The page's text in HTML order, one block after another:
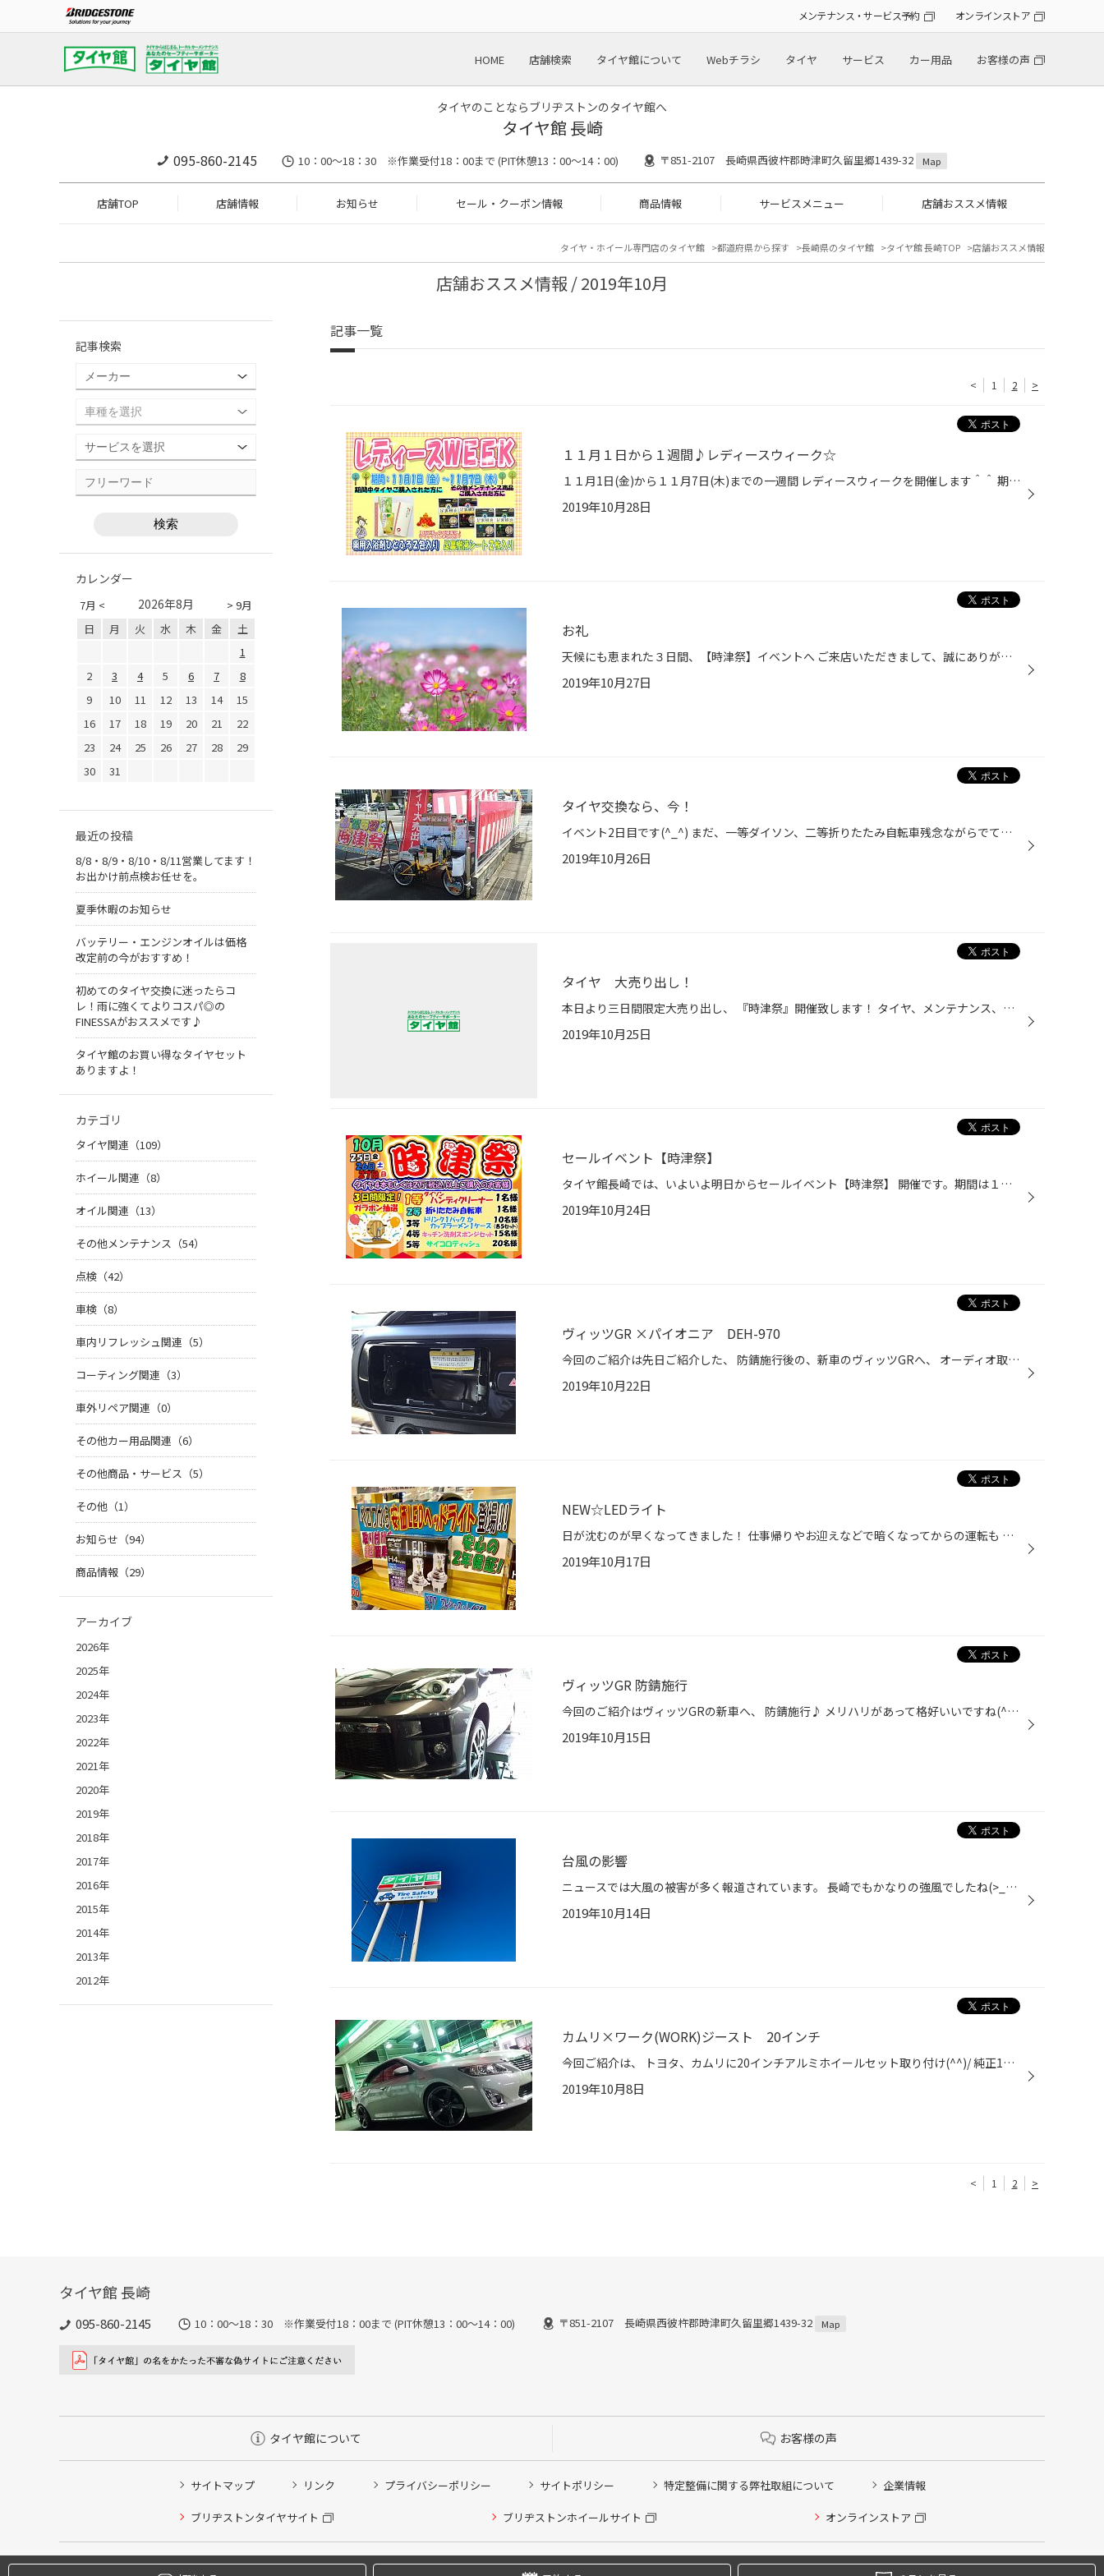
メンテナンス・サービス予約 オンラインストア
HOME 店舗検索 タイヤ館について Webチラシ タイヤ サービス カー用品 お客様の声
タイヤのことならブリヂストンのタイヤ館へ
タイヤ館 長崎
095-860-2145 10：00～18：30 ※作業受付18：00まで (PIT休憩13：00～14：00) 〒851-2107 長崎県西彼杵郡時津町久留里郷1439-32 Map
店舗TOP 店舗情報 お知らせ セール・クーポン情報 商品情報 サービスメニュー 店舗おススメ情報
タイヤ・ホイール専門店のタイヤ館 都道府県から探す 長崎県のタイヤ館 タイヤ館 長崎TOP 店舗おススメ情報
店舗おススメ情報 / 2019年10月
記事一覧
< 1 2 >
１１月１日から１週間♪レディースウィーク☆
１１月1日(金)から１１月7日(木)までの一週間 レディースウィークを開催します＾＾ 期間中、タイヤご成約の女性の方には 「薬用入浴剤ひとふろ２包入り」をプレゼント☆彡 なっております。 (^-^) タイヤ以外をご購入された女性の方には、 貼っているだけでリラックス( *´艸｀) 【足裏樹液シート】を...
2019年10月28日
お礼
天候にも恵まれた３日間、【時津祭】イベントへ ご来店いただきまして、誠にありがとうございました☆ 秋の行楽シーズン！ 紅葉、温泉、美味しい食べ物・・・沢山楽しめそうですね☆ これからも皆様の 安全・安心のドライブのサポートをさせていただきます!(^^)! タイヤ館長崎 を宜しくお願いいたしま...
2019年10月27日
タイヤ交換なら、今！
イベント2日目です(^_^) まだ、一等ダイソン、二等折りたたみ自転車残念ながらでておりません！ チャンス残ってます♪ 是非どうぞ～(^^)/
2019年10月26日
タイヤ 大売り出し！
本日より三日間限定大売り出し、 『時津祭』開催致します！ タイヤ、メンテナンス、この機会に是非(^_^) ※冬タイヤの早めの準備もオススメ♪ ご来店お待ちしております(^_^)
2019年10月25日
セールイベント【時津祭】
タイヤ館長崎では、いよいよ明日からセールイベント【時津祭】 開催です。期間は１０月２７日(日)までです!(^^)! タイヤ４本もしくは２万円(税込)以上ご購入のお客さまには ガラポン抽選もございます！お楽しみに!(^^)! ＊＊＊＊＊＊＊＊＊＊＊＊＊＊ 長崎県 西彼杵郡 時津町 久留里郷 タイヤ交換 ...
2019年10月24日
ヴィッツGR ×パイオニア DEH-970
今回のご紹介は先日ご紹介した、 防錆施行後の、新車のヴィッツGRへ、 オーディオ取り付け(^^)/ 新車、オーディオレスでご購入です♪ 艶黒の所から外れるかとおもいきや、 メーターまわりからの順序でばらす、 少しかわったつくりでしたが、 モウマンタイです(^_^) 配線処理をし…写真はないですが…綺...
2019年10月22日
NEW☆LEDライト
日が沈むのが早くなってきました！ 仕事帰りやお迎えなどで暗くなってからの運転も 安心して運転したいですね！ そこでご紹介したいアイテムが 【LEDライト】 ベロフから発売の プレシャス レイZ! 暗い夜道もしっかり照らしてくれる LEDヘッドライトです！ 車検対応商品ですのでご安心くださいね^ ^...
2019年10月17日
ヴィッツGR 防錆施行
今回のご紹介はヴィッツGRの新車へ、 防錆施行♪ メリハリがあって格好いいですね(^_^) 拘りのマニュアル。納車おめでとうございます(^^)/ ↑ホイール取り付け部のハブ、マフラー、 下回り鉄部、新車へ施行です♪ 新車なので、、錆が出る前の予防になりますね♪ いつもわざわざ大村より有難う御座います...
2019年10月15日
台風の影響
ニュースでは大風の被害が多く報道されています。 長崎でもかなりの強風でしたね(>_<) 東日本の各地域の方々すごく不安でしたでしょう。 一刻も早い復旧を祈ります。 当たり前だと思っていたことが、ありがたいことだと感じます。 晴天に感謝です。
2019年10月14日
カムリ×ワーク(WORK)ジースト 20インチ
今回ご紹介は、 トヨタ、カムリに20インチアルミホイールセット取り付け(^^)/ 純正17インチから3インチアップです♪ 元々車高も落とされており、 似合わないはずはないです！ シンプルな5本スポーク、20インチなんではくりょくあります(^_^) ↑この色たまらんです！ライトがあたったときの！ ↑バック...
2019年10月8日
< 1 2 >
記事検索
カレンダー
7月 < > 9月
2026年8月
日 月 火 水 木 金
土
1
2
3 4 5 6 7
8
9
10 11 12 13 14
15
16
17 18 19 20 21
22
23
24 25 26 27 28
29
30
31
最近の投稿
8/8・8/9・8/10・8/11営業してます！
お出かけ前点検お任せを。
夏季休暇のお知らせ
バッテリー・エンジンオイルは価格
改定前の今がおすすめ！
初めてのタイヤ交換に迷ったらコ
レ！雨に強くてよりコスパ◎の
FINESSAがおススメです♪
タイヤ館のお買い得なタイヤセット
ありますよ！
カテゴリ
タイヤ関連（109）
ホイール関連（8）
オイル関連（13）
その他メンテナンス（54）
点検（42）
車検（8）
車内リフレッシュ関連（5）
コーティング関連（3）
車外リペア関連（0）
その他カー用品関連（6）
その他商品・サービス（5）
その他（1）
お知らせ（94）
商品情報（29）
アーカイブ
2026年
2025年
2024年
2023年
2022年
2021年
2020年
2019年
2018年
2017年
2016年
2015年
2014年
2013年
2012年
タイヤ館 長崎
095-860-2145 10：00～18：30 ※作業受付18：00まで (PIT休憩13：00～14：00) 〒851-2107 長崎県西彼杵郡時津町久留里郷1439-32 Map
タイヤ館について お客様の声
サイトマップ リンク プライバシーポリシー サイトポリシー 特定整備に関する弊社取組について 企業情報
ブリヂストンタイヤサイト ブリヂストンホイールサイト オンラインストア
Copyright © 2024 Bridgestone Retail Co.,Ltd. All rights Reserved.
タイヤ点検・安全点検/タイヤ履き替え/オイル交換/その他ピット作業の予約
クローク契約会員専用タイヤ履き替え※タイヤ履き替えを希望のクローク契約会員の方はこちらを選択ください
本日のタイヤ履き替え順番待ち予約 ※クローク契約会員の方はご利用いただけません